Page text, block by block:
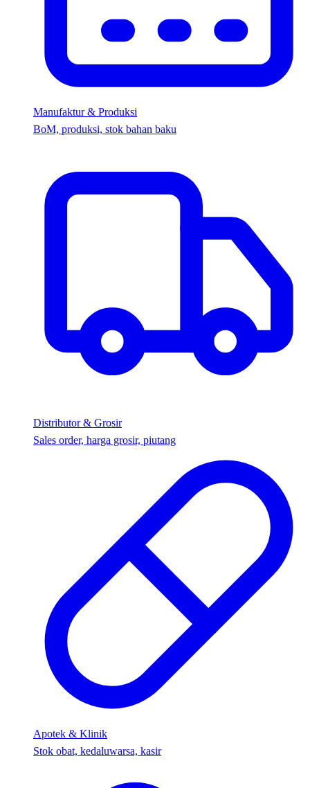
Manufaktur & Produksi
BoM, produksi, stok bahan baku
Distributor & Grosir
Sales order, harga grosir, piutang
Apotek & Klinik
Stok obat, kedaluwarsa, kasir